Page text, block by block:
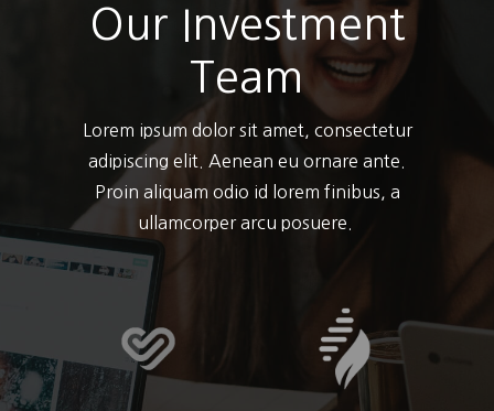
Our Investment
Team
Lorem ipsum dolor sit amet, consectetur
adipiscing elit. Aenean eu ornare ante.
Proin aliquam odio id lorem finibus, a
ullamcorper arcu posuere.